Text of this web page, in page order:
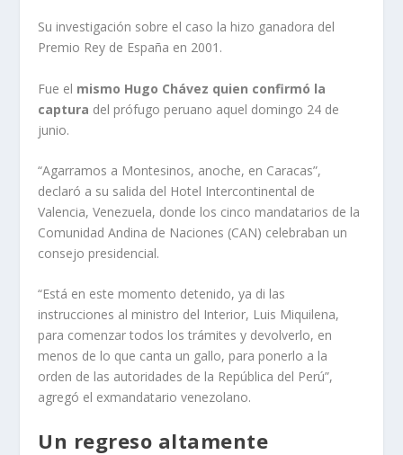
Su investigación sobre el caso la hizo ganadora del
Premio Rey de España en 2001.
Fue el mismo Hugo Chávez quien confirmó la
captura del prófugo peruano aquel domingo 24 de
junio.
“Agarramos a Montesinos, anoche, en Caracas”,
declaró a su salida del Hotel Intercontinental de
Valencia, Venezuela, donde los cinco mandatarios de la
Comunidad Andina de Naciones (CAN) celebraban un
consejo presidencial.
“Está en este momento detenido, ya di las
instrucciones al ministro del Interior, Luis Miquilena,
para comenzar todos los trámites y devolverlo, en
menos de lo que canta un gallo, para ponerlo a la
orden de las autoridades de la República del Perú”,
agregó el exmandatario venezolano.
Un regreso altamente